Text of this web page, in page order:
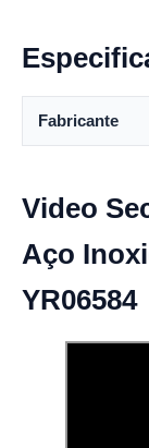
Fabricante
Video
Aço
YR06584